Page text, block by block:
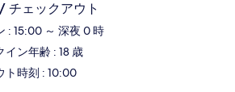
チェックアウト
: 15:00 ～ 深夜 0 時
イン年齢 : 18 歳
ト時刻 : 10:00